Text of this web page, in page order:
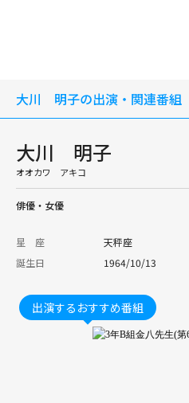
大川 明子の出演・関連番組
大川 明子
オオカワ アキコ
俳優・女優
星 座
天秤座
誕生日
1964/10/13
出演するおすすめ番組